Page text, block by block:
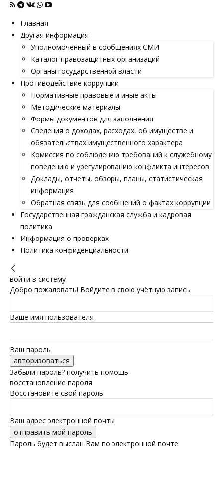
Главная
Другая информация
Уполномоченный в сообщениях СМИ
Каталог правозащитных организаций
Органы государственной власти
Противодействие коррупции
Нормативные правовые и иные акты
Методические материалы
Формы документов для заполнения
Сведения о доходах, расходах, об имуществе и
обязательствах имущественного характера
Комиссия по соблюдению требований к служебному
поведению и урегулированию конфликта интересов
Доклады, отчеты, обзоры, планы, статистическая
информация
Обратная связь для сообщений о фактах коррупции
Государственная гражданская служба и кадровая
политика
Информация о проверках
Политика конфиденциальности
войти в систему
Добро пожаловать! Войдите в свою учётную запись
Ваше имя пользователя
Ваш пароль
Забыли пароль? получить помощь
восстановление пароля
Восстановите свой пароль
Ваш адрес электронной почты
Пароль будет выслан Вам по электронной почте.